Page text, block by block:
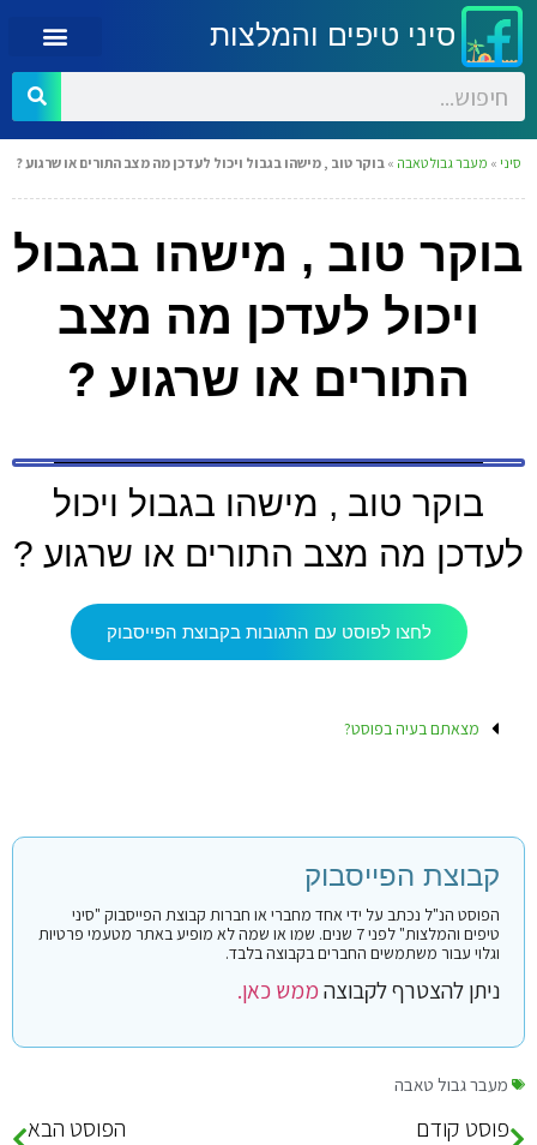
סיני טיפים והמלצות
סיני » מעבר גבול טאבה » בוקר טוב , מישהו בגבול ויכול לעדכן מה מצב התורים או שרגוע ?
בוקר טוב , מישהו בגבול
ויכול לעדכן מה מצב
התורים או שרגוע ?
בוקר טוב , מישהו בגבול ויכול
לעדכן מה מצב התורים או שרגוע ?
לחצו לפוסט עם התגובות בקבוצת הפייסבוק
מצאתם בעיה בפוסט?
קבוצת הפייסבוק
הפוסט הנ"ל נכתב על ידי אחד מחברי או חברות קבוצת הפייסבוק "סיני
טיפים והמלצות" לפני 7 שנים. שמו או שמה לא מופיע באתר מטעמי פרטיות
וגלוי עבור משתמשים החברים בקבוצה בלבד.
ניתן להצטרף לקבוצהממש כאן.
מעבר גבול טאבה
פוסט קודם הפוסט הבא